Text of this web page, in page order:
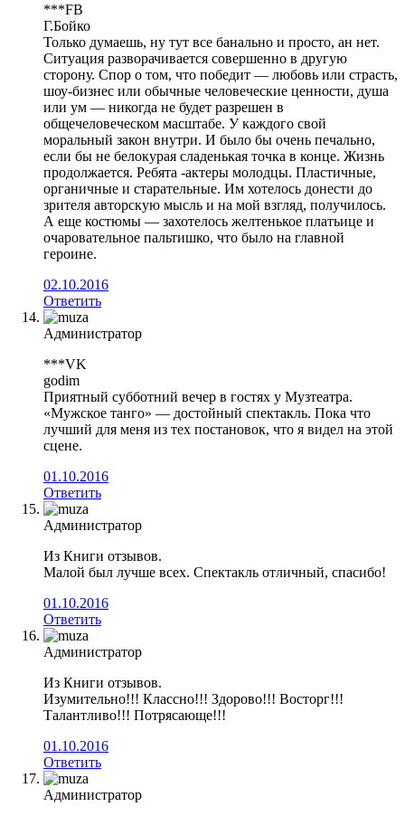
***FB
Г.Бойко
Только думаешь, ну тут все банально и просто, ан нет.
Ситуация разворачивается совершенно в другую
сторону. Спор о том, что победит — любовь или страсть,
шоу-бизнес или обычные человеческие ценности, душа
или ум — никогда не будет разрешен в
общечеловеческом масштабе. У каждого свой
моральный закон внутри. И было бы очень печально,
если бы не белокурая сладенькая точка в конце. Жизнь
продолжается. Ребята -актеры молодцы. Пластичные,
органичные и старательные. Им хотелось донести до
зрителя авторскую мысль и на мой взгляд, получилось.
А еще костюмы — захотелось желтенькое платьице и
очаровательное пальтишко, что было на главной
героине.
02.10.2016
Ответить
Администратор
***VK
godim
Приятный субботний вечер в гостях у Музтеатра.
«Мужское танго» — достойный спектакль. Пока что
лучший для меня из тех постановок, что я видел на этой
сцене.
01.10.2016
Ответить
Администратор
Из Книги отзывов.
Малой был лучше всех. Спектакль отличный, спасибо!
01.10.2016
Ответить
Администратор
Из Книги отзывов.
Изумительно!!! Классно!!! Здорово!!! Восторг!!!
Талантливо!!! Потрясающе!!!
01.10.2016
Ответить
Администратор